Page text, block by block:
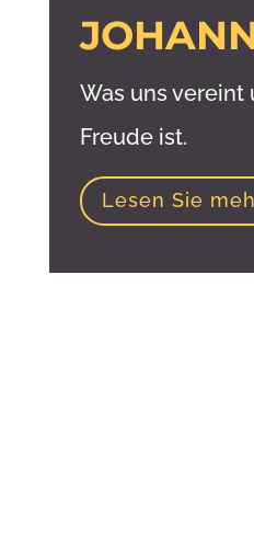
Was uns vereint
Freude ist.
Lesen Sie